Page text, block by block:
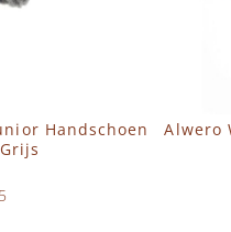
Handschoen
Alwero